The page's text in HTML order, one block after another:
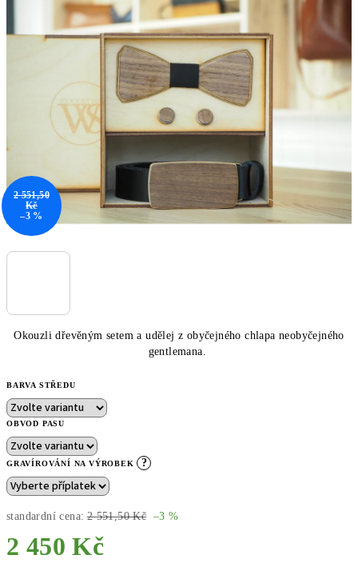
Okouzli dřevěným setem a udělej z obyčejného chlapa neobyčejného
gentlemana.
BARVA STŘEDU
OBVOD PASU
GRAVÍROVÁNÍ NA VÝROBEK ?
standardní cena: 2 551,50 Kč –3 %
2 450 Kč
2 551,50
Kč
–3 %